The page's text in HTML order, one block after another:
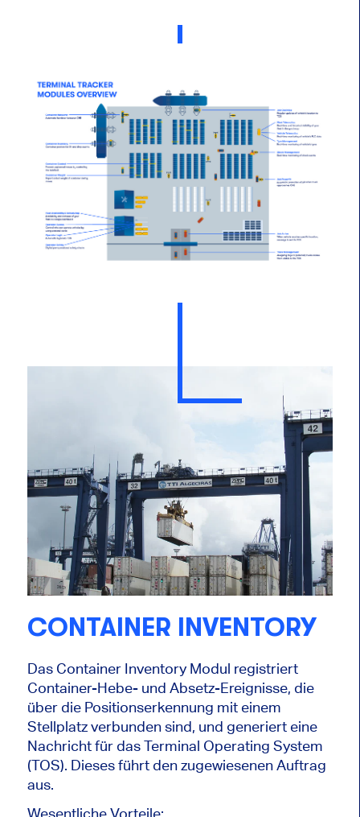
CONTAINER INVENTORY
Das Container Inventory Modul registriert
Container-Hebe- und Absetz-Ereignisse, die
über die Positionserkennung mit einem
Stellplatz verbunden sind, und generiert eine
Nachricht für das Terminal Operating System
(TOS). Dieses führt den zugewiesenen Auftrag
aus.
Wesentliche Vorteile: